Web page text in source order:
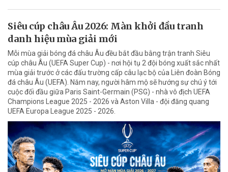
Siêu cúp châu Âu 2026: Màn khởi đầu tranh
danh hiệu mùa giải mới
Mỗi mùa giải bóng đá châu Âu đều bắt đầu bằng trận tranh Siêu
cúp châu Âu (UEFA Super Cup) - nơi hội tụ 2 đội bóng xuất sắc nhất
mùa giải trước ở các đấu trường cấp câu lạc bộ của Liên đoàn Bóng
đá châu Âu (UEFA). Năm nay, người hâm mộ sẽ hướng sự chú ý tới
cuộc đối đầu giữa Paris Saint-Germain (PSG) - nhà vô địch UEFA
Champions League 2025 - 2026 và Aston Villa - đội đăng quang
UEFA Europa League 2025 - 2026.